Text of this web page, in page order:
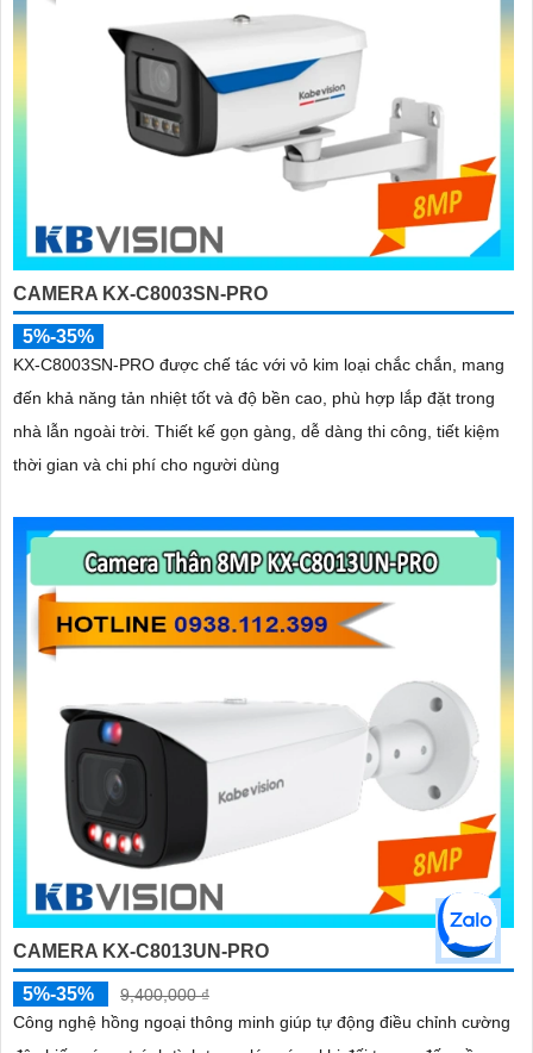
CAMERA KX-C8003SN-PRO
5%-35%
KX-C8003SN-PRO được chế tác với vỏ kim loại chắc chắn, mang
đến khả năng tản nhiệt tốt và độ bền cao, phù hợp lắp đặt trong
nhà lẫn ngoài trời. Thiết kế gọn gàng, dễ dàng thi công, tiết kiệm
thời gian và chi phí cho người dùng
CAMERA KX-C8013UN-PRO
5%-35%
9,400,000 ₫
Công nghệ hồng ngoại thông minh giúp tự động điều chỉnh cường